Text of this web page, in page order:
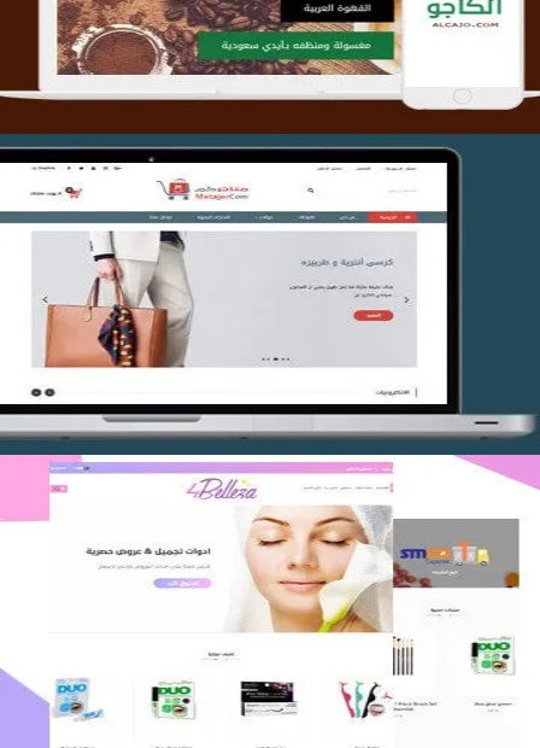
التفاصيل
تصميم متجر متاجركم
اعادة تصميم متجر فوربليزا
التفاصيل